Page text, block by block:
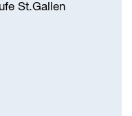
St.Gallen